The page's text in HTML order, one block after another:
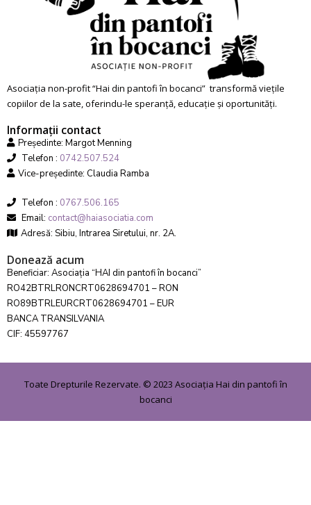
Asociația non-profit “Hai din pantofi în bocanci” transformă viețile
copiilor de la sate, oferindu-le speranță, educație și oportunități.
Informații contact
Președinte: Margot Menning
Telefon : 0742.507.524
Vice-președinte: Claudia Ramba
Telefon : 0767.506.165
Email: contact@haiasociatia.com
Adresă: Sibiu, Intrarea Siretului, nr. 2A.
Donează acum
Beneficiar: Asociația “HAI din pantofi în bocanci”
RO42BTRLRONCRT0628694701 – RON
RO89BTRLEURCRT0628694701 – EUR
BANCA TRANSILVANIA
CIF: 45597767
Toate Drepturile Rezervate. © 2023 Asociația Hai din pantofi în
bocanci